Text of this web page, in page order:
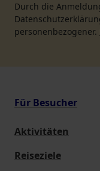
Durch die
personenbezogener.
Für Besucher
Aktivitäten
Reiseziele